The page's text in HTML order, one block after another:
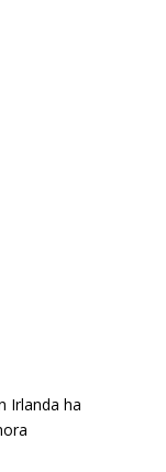
Irlanda ha